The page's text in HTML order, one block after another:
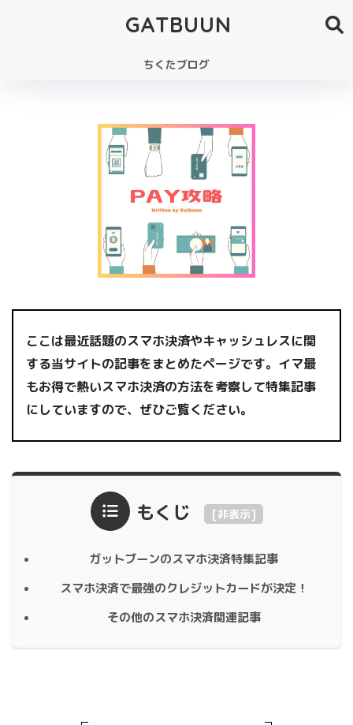
GATBUUN
ちくたブログ
ここは最近話題のスマホ決済やキャッシュレスに関
する当サイトの記事をまとめたページです。イマ最
もお得で熱いスマホ決済の方法を考察して特集記事
にしていますので、ぜひご覧ください。
もくじ [非表示]
ガットブーンのスマホ決済特集記事
スマホ決済で最強のクレジットカードが決定！
その他のスマホ決済関連記事